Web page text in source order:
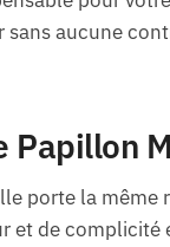
sans aucune
Papillon
porte la même
et de